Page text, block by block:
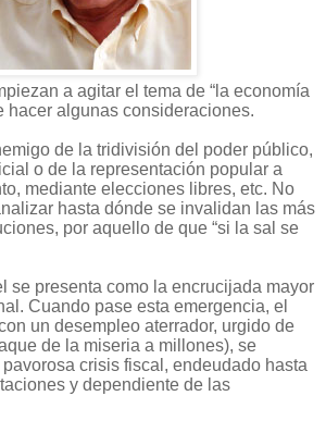
a agitar el tema de “la economía
hacer algunas consideraciones.
de la tridivisión del poder público,
o de la representación popular a
mediante elecciones libres, etc. No
hasta dónde se invalidan las más
por aquello de que “si la sal se
se presenta como la encrucijada mayor
Cuando pase esta emergencia, el
un desempleo aterrador, urgido de
de la miseria a millones), se
crisis fiscal, endeudado hasta
y dependiente de las